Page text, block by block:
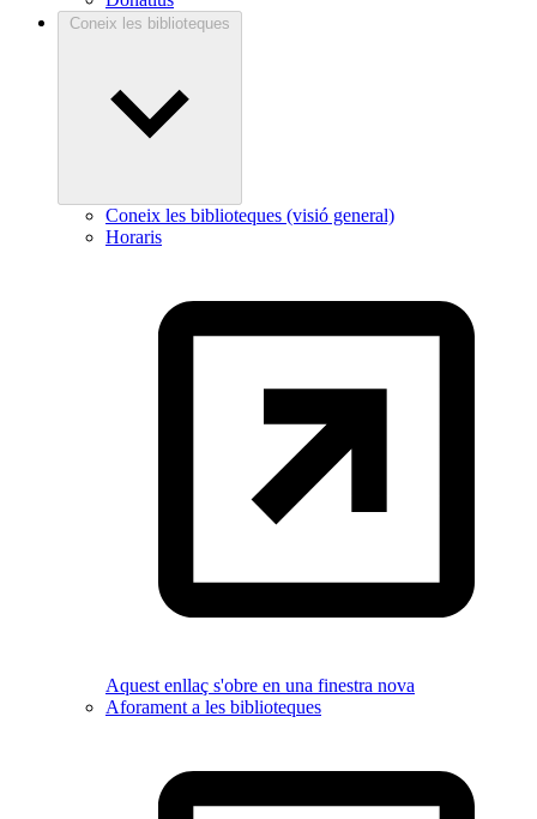
Coneix les biblioteques
Coneix les biblioteques (visió general)
Horaris
Aquest enllaç s'obre en una finestra nova
Aforament a les biblioteques